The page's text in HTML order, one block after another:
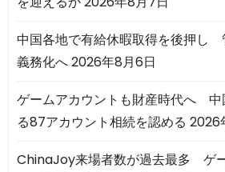
中国各地で有給休暇取得を後押し
義務化へ2026年8月6日
ゲームアカウントも財産時代へ 中
る87アカウント相続を認める 2026
ChinaJoy来場者数が過去最多 ゲ